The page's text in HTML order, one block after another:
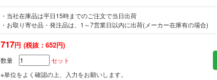
・当社在庫品は平日15時までのご注文で当日出荷
・お取り寄せ品・発注品は、1～7営業日以内に出荷(メーカー在庫有の場合)
717円 (税抜：652円)
数量
セット
※単位をよく確認の上、入力をお願いします。